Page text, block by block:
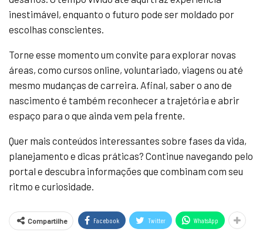
inestimável, enquanto o futuro pode ser moldado por
escolhas conscientes.
Torne esse momento um convite para explorar novas
áreas, como cursos online, voluntariado, viagens ou até
mesmo mudanças de carreira. Afinal, saber o ano de
nascimento é também reconhecer a trajetória e abrir
espaço para o que ainda vem pela frente.
Quer mais conteúdos interessantes sobre fases da vida,
planejamento e dicas práticas? Continue navegando pelo
portal e descubra informações que combinam com seu
ritmo e curiosidade.
Compartilhe Facebook Twitter WhatsApp